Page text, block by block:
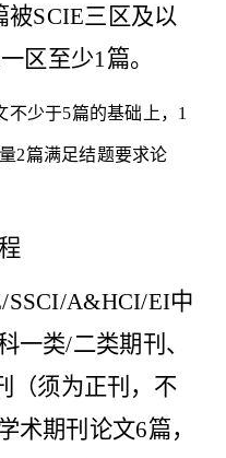
被SCIE三区及以
区至少1篇。
不少于5篇的基础上，1
2篇满足结题要求论
SSCI/A&HCI/EI中
一类/二类期刊、
（须为正刊，不
术期刊论文6篇，